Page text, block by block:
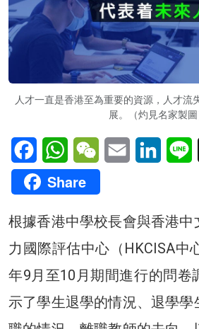
人才一直是香港至為重要的資源，人才流
展。（灼見名家製圖
FacebookWhatsAppWeChatEmail
Share
根據香港中學校長會與香港
力國際評估中心（HKCISA中
年9月至10月期間進行的問卷
示了學生退學的情況、退學